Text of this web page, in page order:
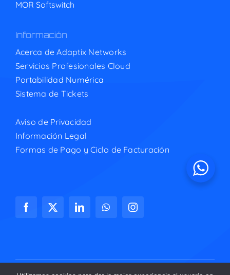
MOR Softswitch
Información
Acerca de Adaptix Networks
Servicios Profesionales Cloud
Portabilidad Numérica
Sistema de Tickets
Aviso de Privacidad
Información Legal
Formas de Pago y Ciclo de Facturación